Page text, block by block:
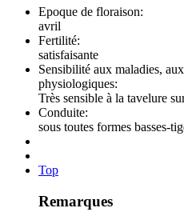
Epoque de floraison:
avril
Fertilité:
satisfaisante
Sensibilité aux maladies,
physiologiques:
Très sensible à la tavelure
Conduite:
sous toutes formes basses-
Top
Remarques